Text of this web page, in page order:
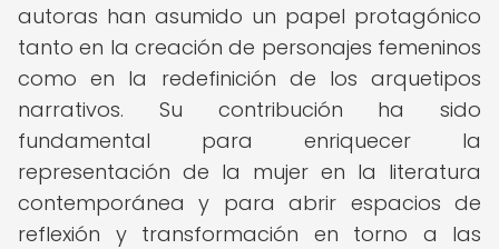
autoras han asumido un papel protagónico
tanto en la creación de personajes femeninos
como en la redefinición de los arquetipos
narrativos. Su contribución ha sido
fundamental para enriquecer la
representación de la mujer en la literatura
contemporánea y para abrir espacios de
reflexión y transformación en torno a las